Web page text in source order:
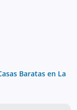
Baratas en La